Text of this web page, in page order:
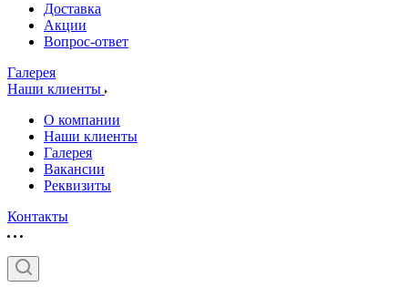
Доставка
Акции
Вопрос-ответ
Галерея
Наши клиенты
О компании
Наши клиенты
Галерея
Вакансии
Реквизиты
Контакты